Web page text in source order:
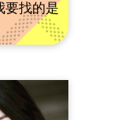
找的是